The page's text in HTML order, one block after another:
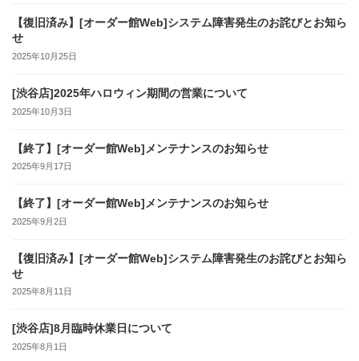
【復旧済み】[オーダー館Web]システム障害発生のお詫びとお知ら
せ
2025年10月25日
[渋谷店]2025年ハロウィン期間の営業について
2025年10月3日
【終了】[オーダー館Web]メンテナンスのお知らせ
2025年9月17日
【終了】[オーダー館Web]メンテナンスのお知らせ
2025年9月2日
【復旧済み】[オーダー館Web]システム障害発生のお詫びとお知ら
せ
2025年8月11日
[渋谷店]8月臨時休業日について
2025年8月1日